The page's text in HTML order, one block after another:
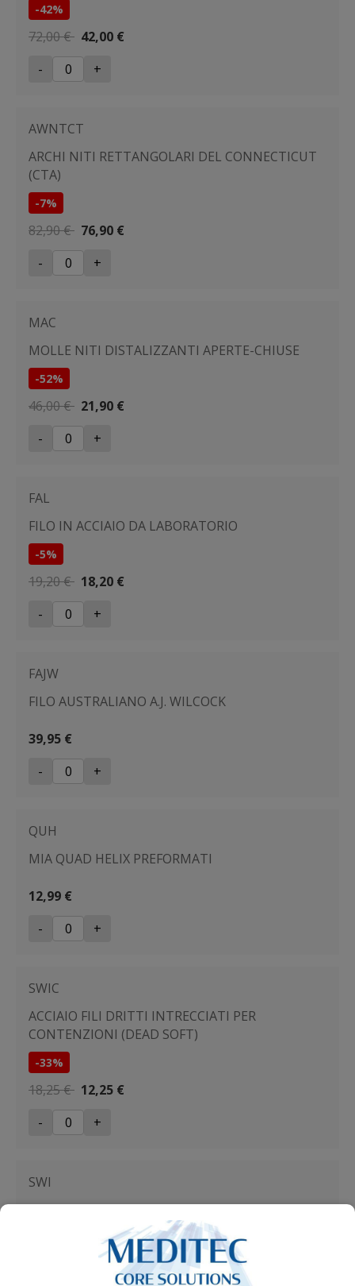
-42%
72,00 € 42,00 €
-
+
AWNTCT
ARCHI NITI RETTANGOLARI DEL CONNECTICUT
(CTA)
-7%
82,90 € 76,90 €
-
+
MAC
MOLLE NITI DISTALIZZANTI APERTE-CHIUSE
-52%
46,00 € 21,90 €
-
+
FAL
FILO IN ACCIAIO DA LABORATORIO
-5%
19,20 € 18,20 €
-
+
FAJW
FILO AUSTRALIANO A.J. WILCOCK
39,95 €
-
+
QUH
MIA QUAD HELIX PREFORMATI
12,99 €
-
+
SWIC
ACCIAIO FILI DRITTI INTRECCIATI PER
CONTENZIONI (DEAD SOFT)
-33%
18,25 € 12,25 €
-
+
SWI
ACCIAIO FILI DRITTI INTRECCIATI
16,40 €